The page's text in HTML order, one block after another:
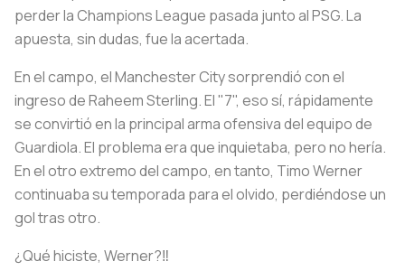
perder la Champions League pasada junto al PSG. La
apuesta, sin dudas, fue la acertada.
En el campo, el Manchester City sorprendió con el
ingreso de Raheem Sterling. El "7", eso sí, rápidamente
se convirtió en la principal arma ofensiva del equipo de
Guardiola. El problema era que inquietaba, pero no hería.
En el otro extremo del campo, en tanto, Timo Werner
continuaba su temporada para el olvido, perdiéndose un
gol tras otro.
¿Qué hiciste, Werner?‼️